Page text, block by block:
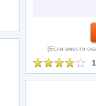
[Если вместо